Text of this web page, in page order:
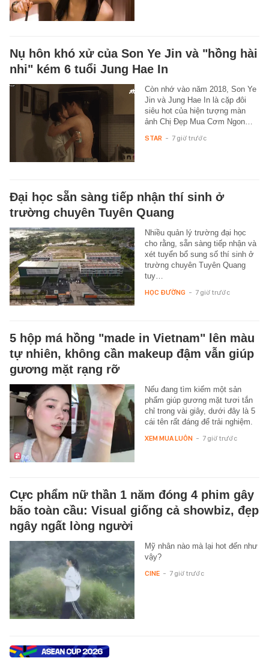
Nụ hôn khó xử của Son Ye Jin và "hồng hài
nhi" kém 6 tuổi Jung Hae In
Còn nhớ vào năm 2018, Son Ye
Jin và Jung Hae In là cặp đôi
siêu hot của hiện tượng màn
ảnh Chị Đẹp Mua Cơm Ngon…
STAR - 7 giờ trước
Đại học sẵn sàng tiếp nhận thí sinh ở
trường chuyên Tuyên Quang
Nhiều quản lý trường đại học
cho rằng, sẵn sàng tiếp nhận và
xét tuyển bổ sung số thí sinh ở
trường chuyên Tuyên Quang
tuy…
HỌC ĐƯỜNG - 7 giờ trước
5 hộp má hồng "made in Vietnam" lên màu
tự nhiên, không cần makeup đậm vẫn giúp
gương mặt rạng rỡ
Nếu đang tìm kiếm một sản
phẩm giúp gương mặt tươi tắn
chỉ trong vài giây, dưới đây là 5
cái tên rất đáng để trải nghiệm.
XEM MUA LUÔN - 7 giờ trước
Cực phẩm nữ thần 1 năm đóng 4 phim gây
bão toàn cầu: Visual giống cả showbiz, đẹp
ngây ngất lòng người
Mỹ nhân nào mà lại hot đến như
vậy?
CINE - 7 giờ trước